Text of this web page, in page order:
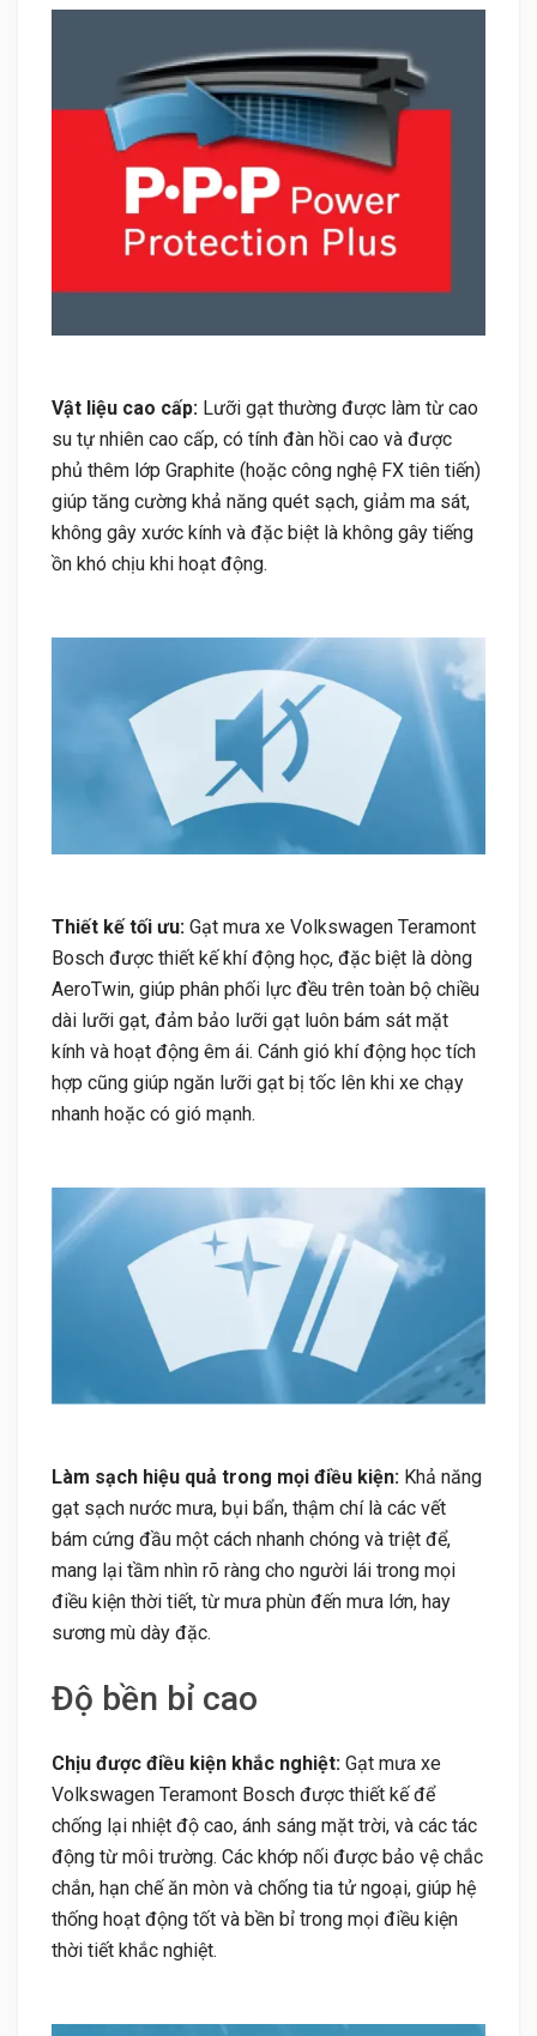
Vật liệu cao cấp: Lưỡi gạt thường được làm từ cao
su tự nhiên cao cấp, có tính đàn hồi cao và được
phủ thêm lớp Graphite (hoặc công nghệ FX tiên tiến)
giúp tăng cường khả năng quét sạch, giảm ma sát,
không gây xước kính và đặc biệt là không gây tiếng
ồn khó chịu khi hoạt động.
Thiết kế tối ưu: Gạt mưa xe Volkswagen Teramont
Bosch được thiết kế khí động học, đặc biệt là dòng
AeroTwin, giúp phân phối lực đều trên toàn bộ chiều
dài lưỡi gạt, đảm bảo lưỡi gạt luôn bám sát mặt
kính và hoạt động êm ái. Cánh gió khí động học tích
hợp cũng giúp ngăn lưỡi gạt bị tốc lên khi xe chạy
nhanh hoặc có gió mạnh.
Làm sạch hiệu quả trong mọi điều kiện: Khả năng
gạt sạch nước mưa, bụi bẩn, thậm chí là các vết
bám cứng đầu một cách nhanh chóng và triệt để,
mang lại tầm nhìn rõ ràng cho người lái trong mọi
điều kiện thời tiết, từ mưa phùn đến mưa lớn, hay
sương mù dày đặc.
Độ bền bỉ cao
Chịu được điều kiện khắc nghiệt: Gạt mưa xe
Volkswagen Teramont Bosch được thiết kế để
chống lại nhiệt độ cao, ánh sáng mặt trời, và các tác
động từ môi trường. Các khớp nối được bảo vệ chắc
chắn, hạn chế ăn mòn và chống tia tử ngoại, giúp hệ
thống hoạt động tốt và bền bỉ trong mọi điều kiện
thời tiết khắc nghiệt.